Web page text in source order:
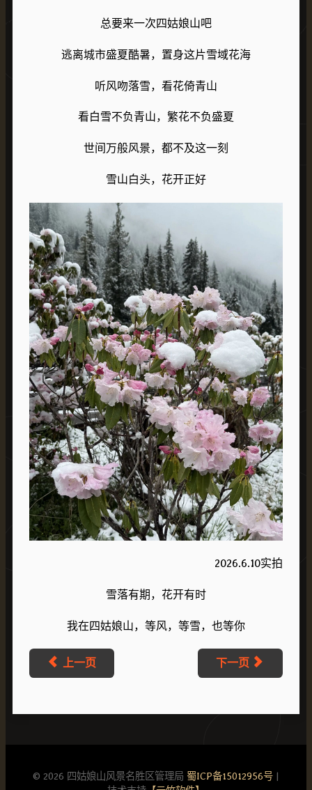
总要来一次四姑娘山吧
逃离城市盛夏酷暑，置身这片雪域花海
听风吻落雪，看花倚青山
看白雪不负青山，繁花不负盛夏
世间万般风景，都不及这一刻
雪山白头，花开正好
2026.6.10实拍
雪落有期，花开有时
我在四姑娘山，等风，等雪，也等你
上一页 下一页
© 2026 四姑娘山风景名胜区管理局 蜀ICP备15012956号 |